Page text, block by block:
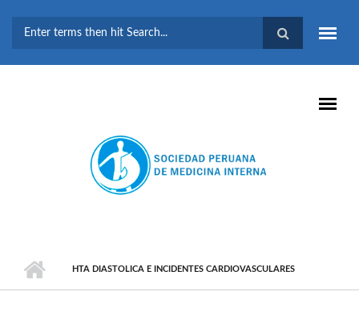
BÚSQUEDA
HTA DIASTOLICA E INCIDENTES CARDIOVASCULARES